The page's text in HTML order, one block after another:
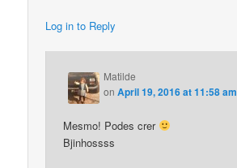
Log in to Reply
Matilde
onApril 19, 2016 at 11:58 am
Mesmo! Podes crer
Bjinhossss